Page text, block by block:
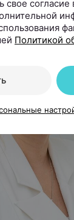
свое
Политикой